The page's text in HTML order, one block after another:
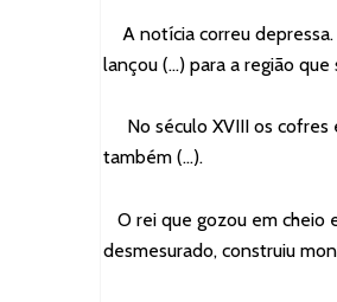
A notícia correu depressa.
lançou (…) para a região que
No século XVIII os cofres
também (…).
O rei que gozou em cheio
desmesurado, construiu